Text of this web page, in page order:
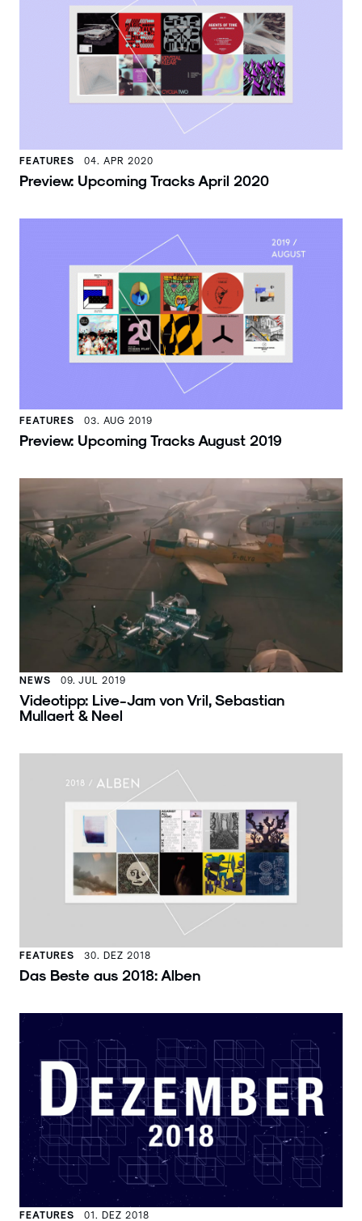
FEATURES 04. APR 2020
Preview: Upcoming Tracks April 2020
FEATURES 03. AUG 2019
Preview: Upcoming Tracks August 2019
NEWS 09. JUL 2019
Videotipp: Live-Jam von Vril, Sebastian
Mullaert & Neel
FEATURES 30. DEZ 2018
Das Beste aus 2018: Alben
FEATURES 01. DEZ 2018